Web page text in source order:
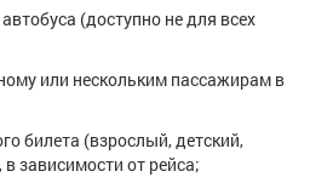
(доступно не для всех
или нескольким пассажирам в
билета (взрослый, детский,
зависимости от рейса;